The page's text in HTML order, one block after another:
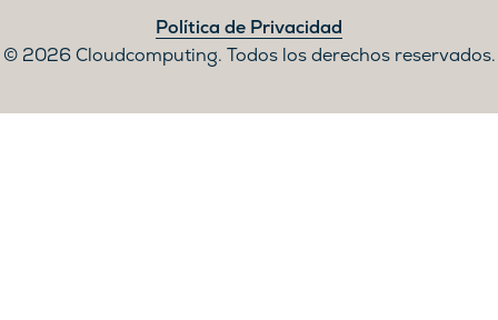
Política de Privacidad
2026 Cloudcomputing. Todos los derechos reservados.